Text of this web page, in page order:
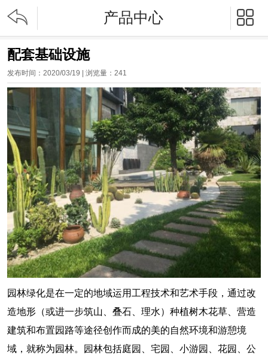
 产品中心 
配套基础设施
发布时间：2020/03/19 | 浏览量： 241
园林绿化是在一定的地域运用工程技术和艺术手段，通过改
造地形（或进一步筑山、叠石、理水）种植树木花草、营造
建筑和布置园路等途径创作而成的美的自然环境和游憩境
域，就称为园林。园林包括庭园、宅园、小游园、花园、公